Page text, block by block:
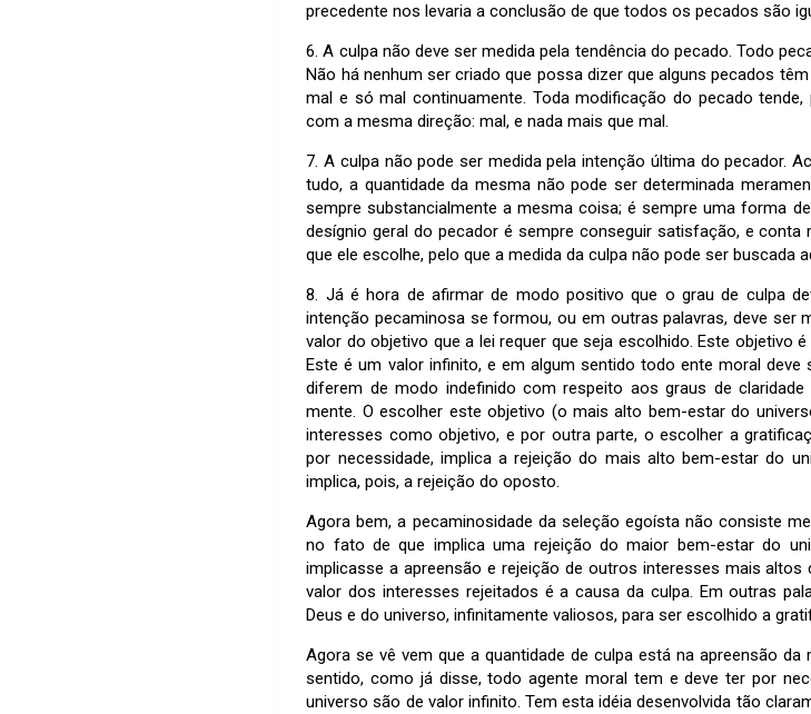
precedente nos levaria a conclusão de que todos os pecados são
6. A culpa não deve ser medida pela tendência do pecado. Todo
Não há nenhum ser criado que possa dizer que alguns pecados
mal e só mal continuamente. Toda modificação do pecado
com a mesma direção: mal, e nada mais que mal.
7. A culpa não pode ser medida pela intenção última do pecador.
tudo, a quantidade da mesma não pode ser determinada
sempre substancialmente a mesma coisa; é sempre uma forma
desígnio geral do pecador é sempre conseguir satisfação, e
que ele escolhe, pelo que a medida da culpa não pode ser buscada
8. Já é hora de afirmar de modo positivo que o grau de culpa
intenção pecaminosa se formou, ou em outras palavras, deve ser
valor do objetivo que a lei requer que seja escolhido. Este objetivo
Este é um valor infinito, e em algum sentido todo ente moral
diferem de modo indefinido com respeito aos graus de
mente. O escolher este objetivo (o mais alto bem-estar do
interesses como objetivo, e por outra parte, o escolher a
por necessidade, implica a rejeição do mais alto bem-estar do
implica, pois, a rejeição do oposto.
Agora bem, a pecaminosidade da seleção egoísta não consiste
no fato de que implica uma rejeição do maior bem-estar do
implicasse a apreensão e rejeição de outros interesses mais
valor dos interesses rejeitados é a causa da culpa. Em outras
Deus e do universo, infinitamente valiosos, para ser escolhido a
Agora se vê vem que a quantidade de culpa está na apreensão
sentido, como já disse, todo agente moral tem e deve ter por
universo são de valor infinito. Tem esta idéia desenvolvida tão